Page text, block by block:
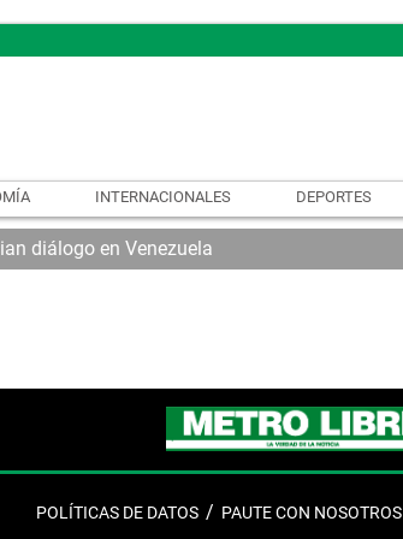
INTERNACIONALES DEPORTES
diálogo en Venezuela
POLÍTICAS DE DATOS PAUTE CON NOSOTROS